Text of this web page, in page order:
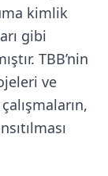
kimlik
gibi
TBB’nin
ve